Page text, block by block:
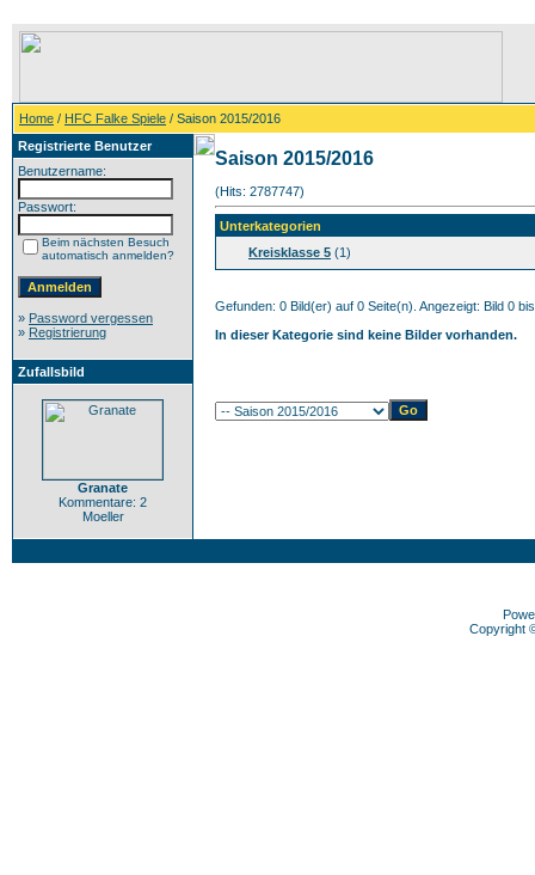
Home / HFC Falke Spiele / Saison 2015/2016
Registrierte Benutzer
Benutzername:
Passwort:
Beim nächsten Besuch
automatisch anmelden?
» Password vergessen
» Registrierung
Zufallsbild
Granate
Kommentare: 2
Moeller
Saison 2015/2016
(Hits: 2787747)
Unterkategorien
Kreisklasse 5 (1)
Gefunden: 0 Bild(er) auf 0 Seite(n). Angezeigt: Bild 0
In dieser Kategorie sind keine Bilder vorhanden.
Copyright